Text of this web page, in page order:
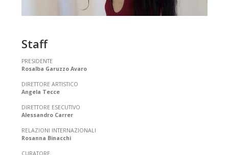
Staff
PRESIDENTE
Rosalba Garuzzo Avaro
DIRETTORE ARTISTICO
Angela Tecce
DIRETTORE ESECUTIVO
Alessandro Carrer
RELAZIONI INTERNAZIONALI
Rosanna Binacchi
CURATORE